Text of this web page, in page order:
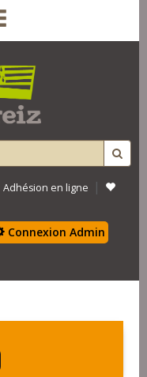
Adhésion en ligne |
Connexion Admin